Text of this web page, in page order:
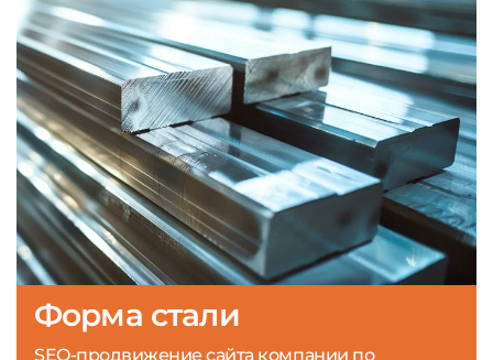
Форма стали
SEO-продвижение сайта компании по